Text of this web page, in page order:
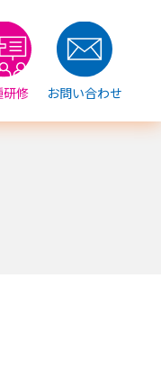
研修 お問い合わせ